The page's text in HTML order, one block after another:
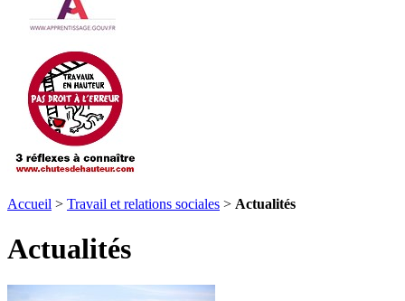
Accueil > Travail et relations sociales > Actualités
Actualités